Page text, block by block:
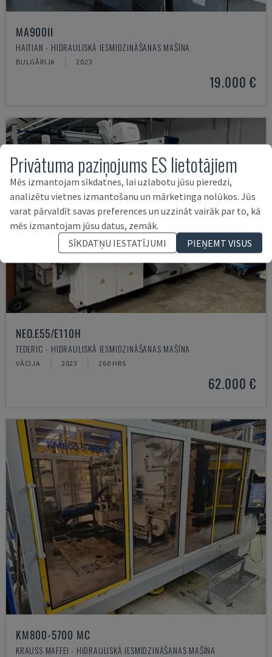
MA900ІІ
HAITIAN - HIDRAULISKĀ IESMIDZINĀŠANAS MAŠĪNA
BULGĀRIJA 2023
19.000 €
NEO.E55/E110H
TEDERIC - HIDRAULISKĀ IESMIDZINĀŠANAS MAŠĪNA
VĀCIJA 2023 260 HRS
62.000 €
KM800-5700 MC
KRAUSS MAFFEI - HIDRAULISKĀ IESMIDZINĀŠANAS MAŠĪNA
Privātuma paziņojums ES lietotājiem
Mēs izmantojam sīkdatnes, lai uzlabotu jūsu pieredzi,
analizētu vietnes izmantošanu un mārketinga nolūkos. Jūs
varat pārvaldīt savas preferences un uzzināt vairāk par to, kā
mēs izmantojam jūsu datus, zemāk.
SĪKDATŅU IESTATĪJUMI
PIEŅEMT VISUS